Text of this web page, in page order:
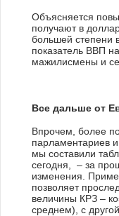
Объясняется
получают в
большей степени
показатель ВВП
мажилисмены и
Все дальше от
Впрочем, более
парламентариев
мы составили
сегодня, – за
изменения.
позволяет
величины КРЗ –
среднем), с другой.